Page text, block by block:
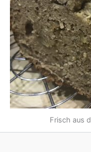
Frisch aus